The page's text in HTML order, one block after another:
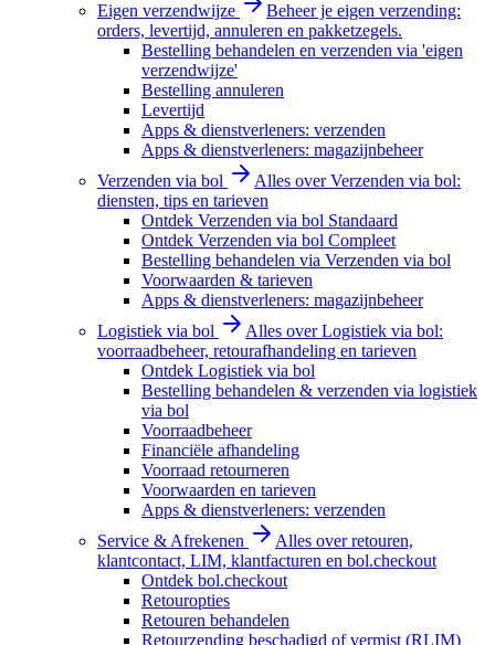
Eigen verzendwijze
Beheer je eigen verzending:
orders, levertijd, annuleren en pakketzegels.
Bestelling behandelen en verzenden via 'eigen
verzendwijze'
Bestelling annuleren
Levertijd
Apps & dienstverleners: verzenden
Apps & dienstverleners: magazijnbeheer
Verzenden via bol
Alles over Verzenden via bol:
diensten, tips en tarieven
Ontdek Verzenden via bol Standaard
Ontdek Verzenden via bol Compleet
Bestelling behandelen via Verzenden via bol
Voorwaarden & tarieven
Apps & dienstverleners: magazijnbeheer
Logistiek via bol
Alles over Logistiek via bol:
voorraadbeheer, retourafhandeling en tarieven
Ontdek Logistiek via bol
Bestelling behandelen & verzenden via logistiek
via bol
Voorraadbeheer
Financiële afhandeling
Voorraad retourneren
Voorwaarden en tarieven
Apps & dienstverleners: verzenden
Service & Afrekenen
Alles over retouren,
klantcontact, LIM, klantfacturen en bol.checkout
Ontdek bol.checkout
Retouropties
Retouren behandelen
Retourzending beschadigd of vermist (RLIM)